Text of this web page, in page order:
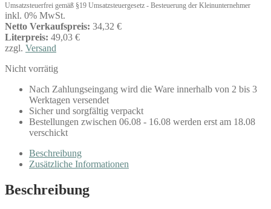
Umsatzsteuerfrei gemäß §19 Umsatzsteuergesetz - Besteuerung der Kleinunternehmer
inkl. 0% MwSt.
Netto Verkaufspreis: 34,32 €
Literpreis: 49,03 €
zzgl. Versand
Nicht vorrätig
Nach Zahlungseingang wird die Ware innerhalb von 2 bis 3
Werktagen versendet
Sicher und sorgfältig verpackt
Bestellungen zwischen 06.08 - 16.08 werden erst am 18.08
verschickt
Beschreibung
Zusätzliche Informationen
Beschreibung